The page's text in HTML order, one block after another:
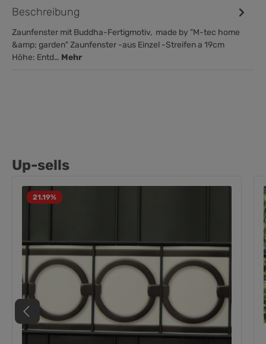
Beschreibung
Zaunfenster mit Buddha-Fertigmotiv, made by "M-tec home
&amp; garden" Zaunfenster -aus Einzel -Streifen a 19cm
Höhe: Entd… Mehr
Up-sells
21.19%